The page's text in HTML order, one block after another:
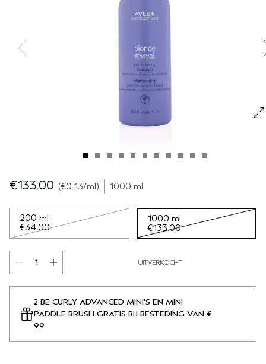
ALLE COLLECTIES
€133.00 €0.13/ml 1000 ml
200 ml
€34.00
1000 ml
€133.00
UITVERKOCHT
2 BE CURLY ADVANCED MINI'S EN MINI
PADDLE BRUSH GRATIS BIJ BESTEDING VAN €
99